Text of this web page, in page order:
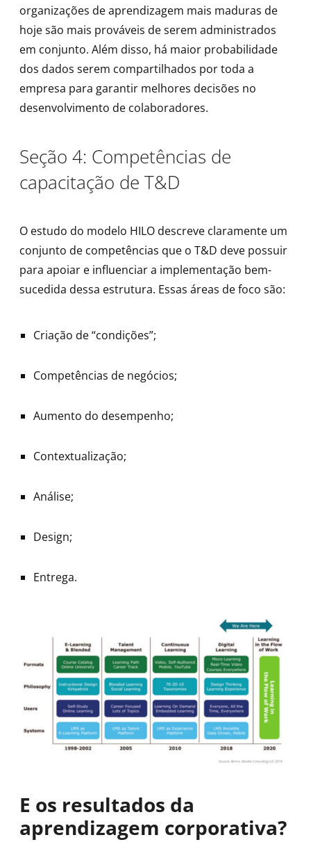
organizações de aprendizagem mais maduras de
hoje são mais prováveis ​​de serem administrados
em conjunto. Além disso, há maior probabilidade
dos dados serem compartilhados por toda a
empresa para garantir melhores decisões no
desenvolvimento de colaboradores.
Seção 4: Competências de
capacitação de T&D
O estudo do modelo HILO descreve claramente um
conjunto de competências que o T&D deve possuir
para apoiar e influenciar a implementação bem-
sucedida dessa estrutura. Essas áreas de foco são:
Criação de “condições”;
Competências de negócios;
Aumento do desempenho;
Contextualização;
Análise;
Design;
Entrega.
E os resultados da
aprendizagem corporativa?